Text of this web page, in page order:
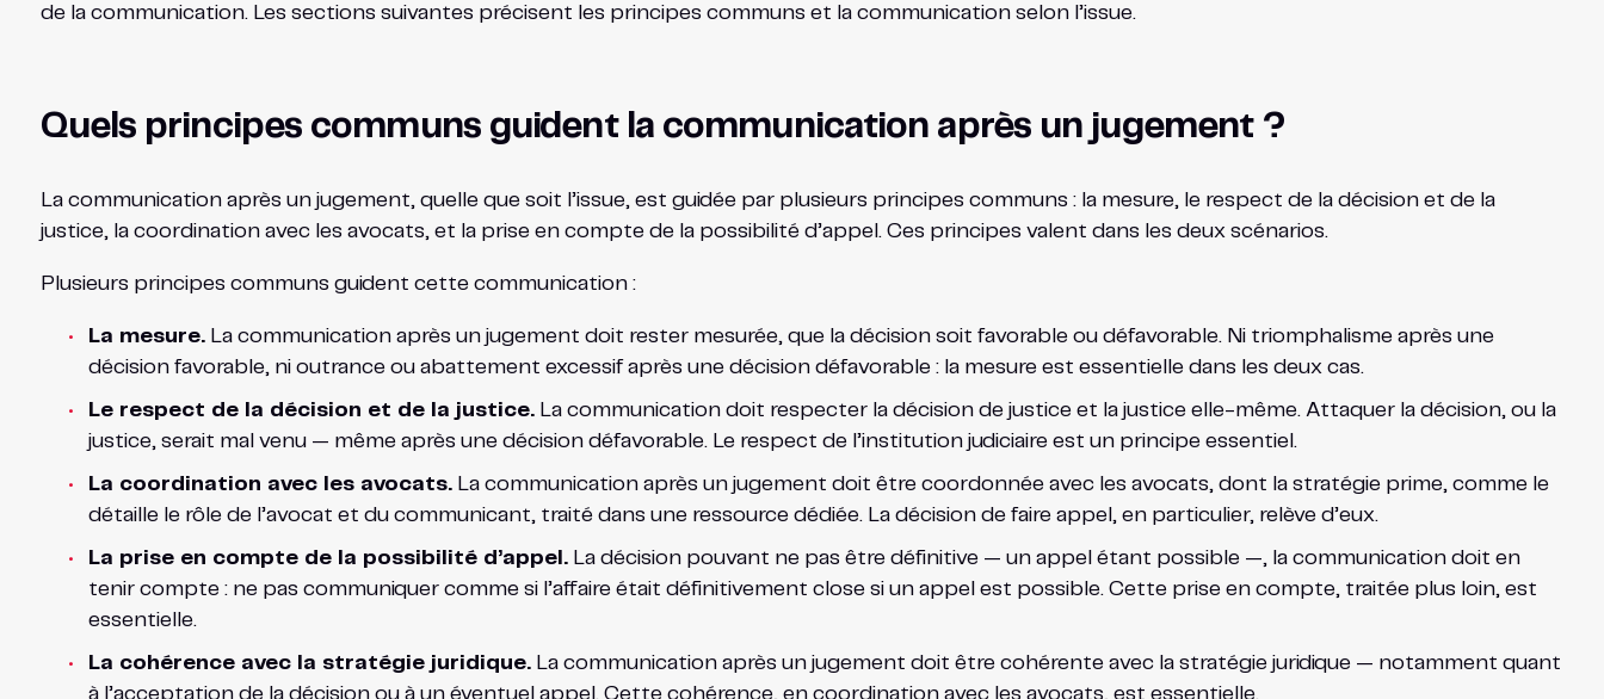
de la communication. Les sections suivantes précisent les principes communs et la communication selon l’issue.
Quels principes communs guident la communication après un jugement ?
La communication après un jugement, quelle que soit l’issue, est guidée par plusieurs principes communs : la mesure, le respect de la décision et de la
justice, la coordination avec les avocats, et la prise en compte de la possibilité d’appel. Ces principes valent dans les deux scénarios.
Plusieurs principes communs guident cette communication :
La mesure.La communication après un jugement doit rester mesurée, que la décision soit favorable ou défavorable. Ni triomphalisme après une
décision favorable, ni outrance ou abattement excessif après une décision défavorable : la mesure est essentielle dans les deux cas.
Le respect de la décision et de la justice.La communication doit respecter la décision de justice et la justice elle-même. Attaquer la décision, ou la
justice, serait mal venu — même après une décision défavorable. Le respect de l’institution judiciaire est un principe essentiel.
La coordination avec les avocats.La communication après un jugement doit être coordonnée avec les avocats, dont la stratégie prime, comme le
détaille le rôle de l’avocat et du communicant, traité dans une ressource dédiée. La décision de faire appel, en particulier, relève d’eux.
La prise en compte de la possibilité d’appel.La décision pouvant ne pas être définitive — un appel étant possible —, la communication doit en
tenir compte : ne pas communiquer comme si l’affaire était définitivement close si un appel est possible. Cette prise en compte, traitée plus loin, est
essentielle.
La cohérence avec la stratégie juridique.La communication après un jugement doit être cohérente avec la stratégie juridique — notamment quant
à l’acceptation de la décision ou à un éventuel appel. Cette cohérence, en coordination avec les avocats, est essentielle.